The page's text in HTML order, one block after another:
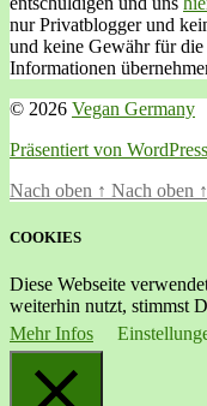
nur Privatblogger und
und keine Gewähr für
Informationen
© 2026 Vegan Germany
Präsentiert von WordPress
Nach oben ↑ Nach oben ↑
COOKIES
Diese Webseite
weiterhin nutzt, stimmst
Mehr Infos